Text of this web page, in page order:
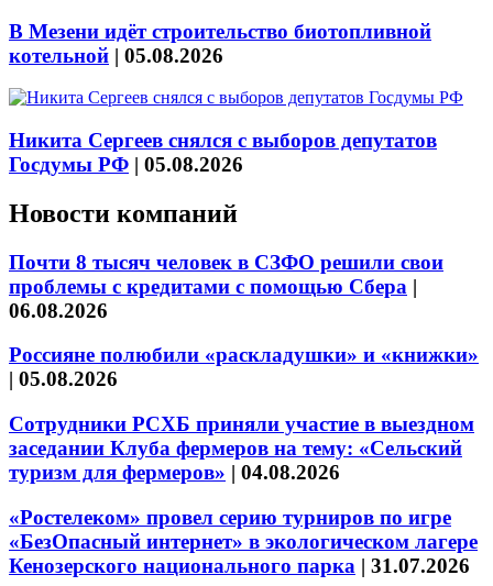
В Мезени идёт строительство биотопливной
котельной | 05.08.2026
Никита Сергеев снялся с выборов депутатов
Госдумы РФ | 05.08.2026
Новости компаний
Почти 8 тысяч человек в СЗФО решили свои
проблемы с кредитами с помощью Сбера |
06.08.2026
Россияне полюбили «раскладушки» и «книжки»
| 05.08.2026
Сотрудники РСХБ приняли участие в выездном
заседании Клуба фермеров на тему: «Сельский
туризм для фермеров» | 04.08.2026
«Ростелеком» провел серию турниров по игре
«БезОпасный интернет» в экологическом лагере
Кенозерского национального парка | 31.07.2026